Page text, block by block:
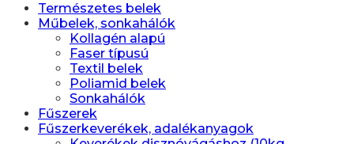
Természetes belek
Műbelek, sonkahálók
Kollagén alapú
Faser típusú
Textil belek
Poliamid belek
Sonkahálók
Fűszerek
Fűszerkeverékek, adalékanyagok